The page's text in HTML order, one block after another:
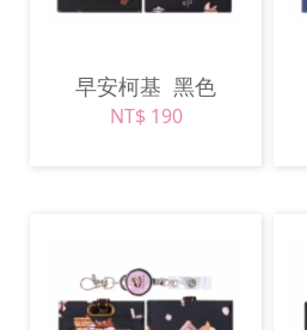
早安柯基 黑色
NT$ 190